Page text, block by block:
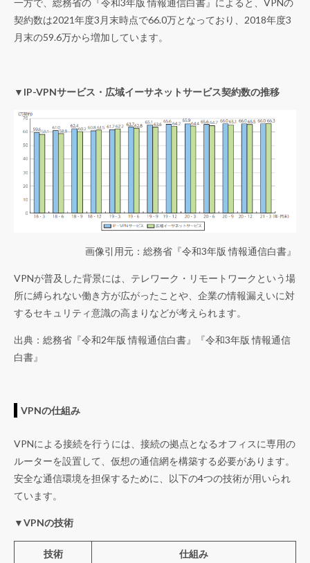
契約数は2021年度3月末時点で66.0万となっており、2018年度3
月末の59.6万から増加しています。
▼IP-VPNサービス・広域イーサネットサービス契約数の推移
画像引用元：総務省『令和3年版 情報通信白書』
VPNが普及した背景には、テレワーク・リモートワークという場
所に縛られない働き方が広がったことや、企業の情報漏えいに対
するセキュリティ意識の高まりなどが考えられます。
出典：総務省『令和2年版 情報通信白書』『令和3年版 情報通信
白書』
VPNの仕組み
VPNによる接続を行うには、接続の拠点となるオフィスに専用の
ルーターを設置して、仮想の通信網を構築する必要があります。
安全な通信環境を担保するために、以下の4つの技術が用いられ
ています。
▼VPNの技術
技術 仕組み